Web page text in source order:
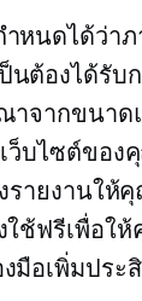
ำหนดได้ว่า
นต้องได้รับ
าจากขนา
ว็บไซต์ขอ
รายงานให้
ใช้ฟรีเพื่อใ
มือเพิ่มประ